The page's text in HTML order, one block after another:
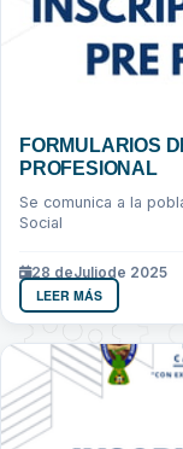
FORMULARIOS
PROFESIONAL
Se comunica a la
Social
28 deJuliode 2025
LEER MÁS